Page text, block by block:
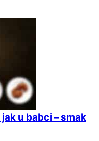
u babci – smak